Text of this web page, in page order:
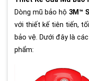
Dòng mũ bảo hộ 3M™
với thiết kế tiên tiến,
bảo vệ. Dưới đây là
phẩm: